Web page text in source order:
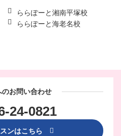
ららぽーと湘南平塚校
ららぽーと海老名校
のお問い合わせ
24-0821
ンはこちら